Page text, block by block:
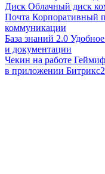
Диск Облачный диск
Почта Корпоративный
коммуникации
База знаний 2.0
и документации
Чекин на работе
в приложении